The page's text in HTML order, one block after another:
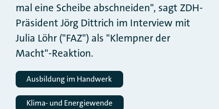
mal eine Scheibe abschneiden", sagt ZDH-
Präsident Jörg Dittrich im Interview mit
Julia Löhr ("FAZ") als "Klempner der
Macht"-Reaktion.
Ausbildung im Handwerk
Klima- und Energiewende